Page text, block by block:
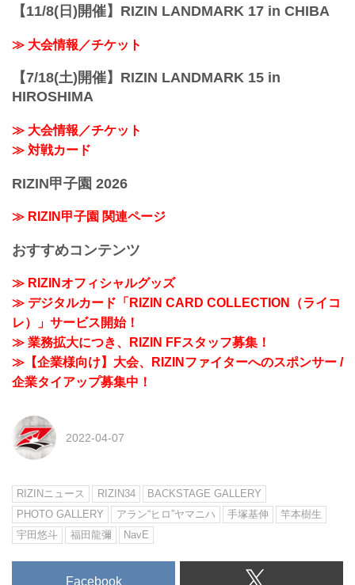
【11/8(日)開催】RIZIN LANDMARK 17 in CHIBA
≫ 大会情報／チケット
【7/18(土)開催】RIZIN LANDMARK 15 in
HIROSHIMA
≫ 大会情報／チケット
≫ 対戦カード
RIZIN甲子園 2026
≫ RIZIN甲子園 関連ページ
おすすめコンテンツ
≫ RIZINオフィシャルグッズ
≫ デジタルカード「RIZIN CARD COLLECTION（ライコ
レ）」サービス開始！
≫ 業務拡大につき、RIZIN FFスタッフ募集！
≫【企業様向け】大会、RIZINファイターへのスポンサー /
企業タイアップ募集中！
2022-04-07
RIZINニュース RIZIN34
BACKSTAGE GALLERY
PHOTO GALLERY
アラン“ヒロ”ヤマニハ 手塚基伸
竿本樹生
宇田悠斗
福田龍彌 NavE
Facebook